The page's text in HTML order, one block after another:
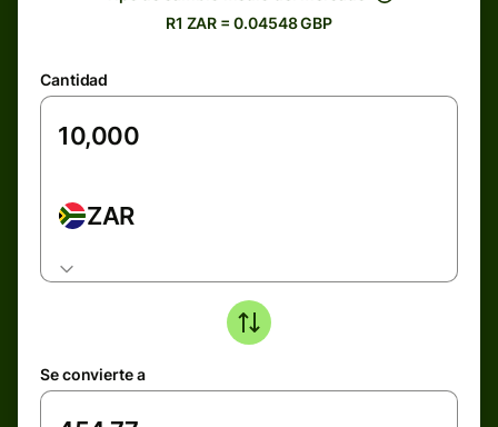
R1 ZAR = 0.04548 GBP
Cantidad
ZAR
Se convierte a